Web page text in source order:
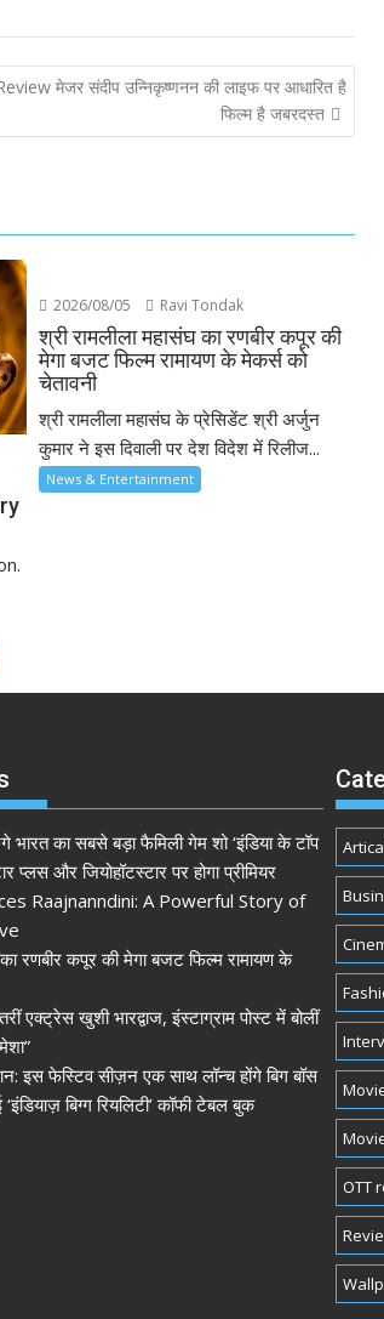
मेजर संदीप उन्निकृष्णनन की लाइफ पर आधारित है
फिल्म है जबरदस्त
2026/08/05 Ravi Tondak
श्री रामलीला महासंघ का रणबीर कपूर की
मेगा बजट फिल्म रामायण के मेकर्स को
चेतावनी
श्री रामलीला महासंघ के प्रेसिडेंट श्री अर्जुन
कुमार ने इस दिवाली पर देश विदेश में रिलीज...
News & Entertainment
का सबसे बड़ा फैमिली गेम शो ‘इंडिया के टॉप
प्लस और जियोहॉटस्टार पर होगा प्रीमियर
Raajnanndini: A Powerful Story of
रणबीर कपूर की मेगा बजट फिल्म रामायण के
एक्ट्रेस खुशी भारद्वाज, इंस्टाग्राम पोस्ट में बोलीं
इस फेस्टिव सीज़न एक साथ लॉन्च होंगे बिग बॉस
बिग्ग रियलिटी’ कॉफी टेबल बुक
OTT